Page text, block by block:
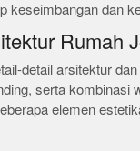
keseimbangan dan
Rumah
detail arsitektur
serta kombinasi
elemen